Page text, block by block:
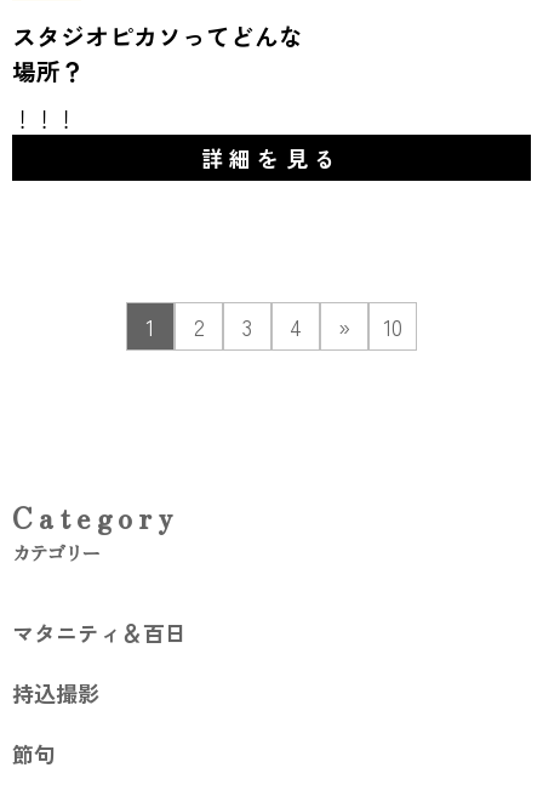
スタジオピカソってどんな
場所？
！！！
詳細を見る
1 2 3 4 » 10
Category
カテゴリー
マタニティ＆百日
持込撮影
節句